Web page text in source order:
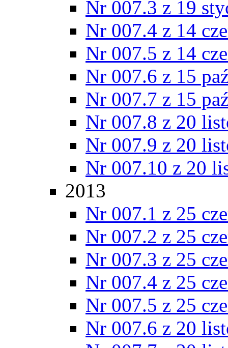
Nr 007.3 z 19
Nr 007.4 z 14
Nr 007.5 z 14
Nr 007.6 z 15
Nr 007.7 z 15
Nr 007.8 z 20
Nr 007.9 z 20
Nr 007.10 z 20
2013
Nr 007.1 z 25
Nr 007.2 z 25
Nr 007.3 z 25
Nr 007.4 z 25
Nr 007.5 z 25
Nr 007.6 z 20